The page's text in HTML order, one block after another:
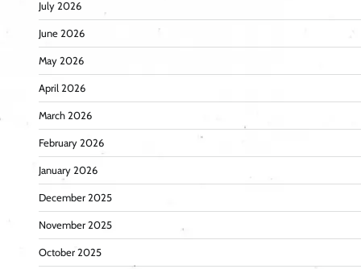
July 2026
June 2026
May 2026
April 2026
March 2026
February 2026
January 2026
December 2025
November 2025
October 2025